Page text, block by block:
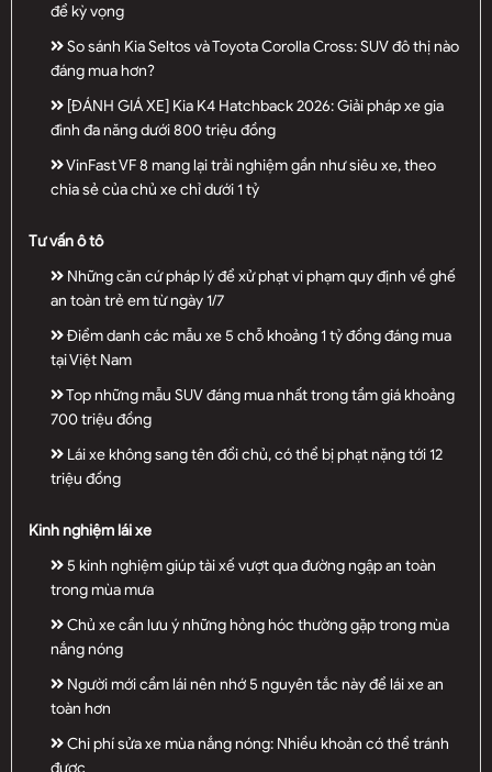
để kỳ vọng
So sánh Kia Seltos và Toyota Corolla Cross: SUV đô thị nào
đáng mua hơn?
[ĐÁNH GIÁ XE] Kia K4 Hatchback 2026: Giải pháp xe gia
đình đa năng dưới 800 triệu đồng
VinFast VF 8 mang lại trải nghiệm gần như siêu xe, theo
chia sẻ của chủ xe chỉ dưới 1 tỷ
Tư vấn ô tô
Những căn cứ pháp lý để xử phạt vi phạm quy định về ghế
an toàn trẻ em từ ngày 1/7
Điểm danh các mẫu xe 5 chỗ khoảng 1 tỷ đồng đáng mua
tại Việt Nam
Top những mẫu SUV đáng mua nhất trong tầm giá khoảng
700 triệu đồng
Lái xe không sang tên đổi chủ, có thể bị phạt nặng tới 12
triệu đồng
Kinh nghiệm lái xe
5 kinh nghiệm giúp tài xế vượt qua đường ngập an toàn
trong mùa mưa
Chủ xe cần lưu ý những hỏng hóc thường gặp trong mùa
nắng nóng
Người mới cầm lái nên nhớ 5 nguyên tắc này để lái xe an
toàn hơn
Chi phí sửa xe mùa nắng nóng: Nhiều khoản có thể tránh
được